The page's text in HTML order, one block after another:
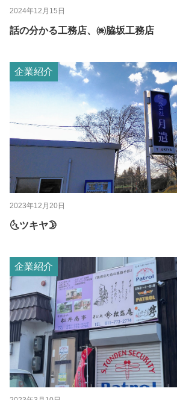
2024年12月15日
話の分かる工務店、㈱脇坂工務店
企業紹介
2023年12月20日
🌜ツキヤ🌛
企業紹介